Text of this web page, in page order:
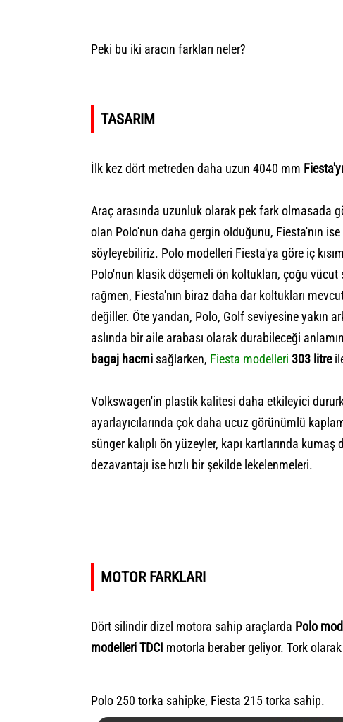
Peki bu iki aracın farkları neler?
TASARIM
İlk kez dört metreden daha uzun 4040 mm
Araç arasında uzunluk olarak pek fark olmasada
olan Polo'nun daha gergin olduğunu, Fiesta'nın ise
söyleyebiliriz. Polo modelleri Fiesta'ya göre iç
Polo'nun klasik döşemeli ön koltukları, çoğu
rağmen, Fiesta'nın biraz daha dar koltukları
değiller. Öte yandan, Polo, Golf seviyesine yakın
aslında bir aile arabası olarak durabileceği
bagaj hacmi sağlarken, Fiesta modelleri 303 litre
Volkswagen'in plastik kalitesi daha etkileyici
ayarlayıcılarında çok daha ucuz görünümlü
sünger kalıplı ön yüzeyler, kapı kartlarında
dezavantajı ise hızlı bir şekilde lekelenmeleri.
MOTOR FARKLARI
Dört silindir dizel motora sahip araçlarda Polo
modelleri TDCI motorla beraber geliyor. Tork
Polo 250 torka sahipke, Fiesta 215 torka sahip.